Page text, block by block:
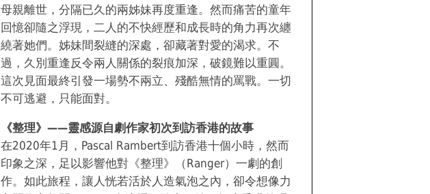
母親離世，分隔已久的兩姊妹再度重逢。然而痛苦的童年
回憶卻隨之浮現，二人的不快經歷和成長時的角力再次纏
繞著她們。姊妹間裂縫的深處，卻藏著對愛的渴求。不
過，久別重逢反令兩人關係的裂痕加深，破鏡難以重圓。
這次見面最終引發一場勢不兩立、殘酷無情的罵戰。一切
不可逃避，只能面對。
《整理》——靈感源自劇作家初次到訪香港的故事
在2020年1月，Pascal Rambert到訪香港十個小時，然而
印象之深，足以影響他對《整理》（Ranger）一劇的創
作。如此旅程，讓人恍若活於人造氣泡之內，卻令想像力